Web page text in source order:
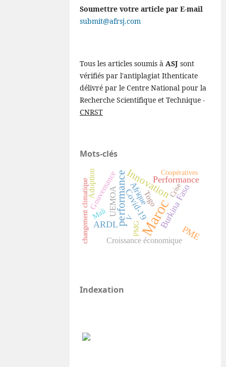
Soumettre votre article par E-mail
submit@afrsj.com
Tous les articles soumis àASJ sont
vérifiés par l'antiplagiat Ithenticate
délivré par le Centre National pour la
Recherche Scientifique et Technique -
CNRST
Mots-clés
Maroc
performanceInnovationPerformance
Burkina Faso
ARDL PME
Covid-19
UEMOA Afrique
Croissance économique
Gouvernance
Adoption Togo
V
Mali
PMG
Coopératives
Crise
changement climatique
Indexation